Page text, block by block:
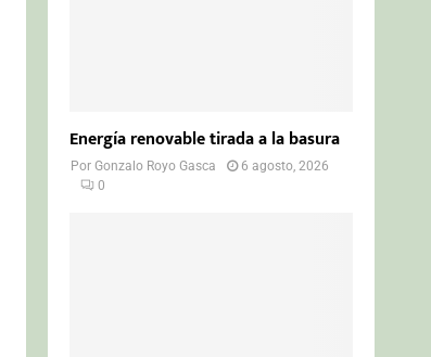
Energía renovable tirada a la basura
PorGonzalo Royo Gasca
6 agosto, 2026
0